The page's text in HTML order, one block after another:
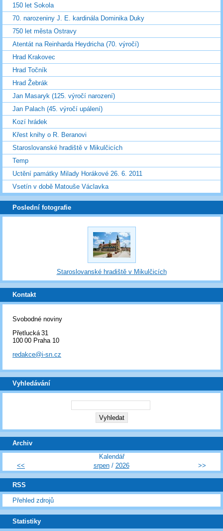
150 let Sokola
70. narozeniny J. E. kardinála Dominika Duky
750 let města Ostravy
Atentát na Reinharda Heydricha (70. výročí)
Hrad Krakovec
Hrad Točník
Hrad Žebrák
Jan Masaryk (125. výročí narození)
Jan Palach (45. výročí upálení)
Kozí hrádek
Křest knihy o R. Beranovi
Staroslovanské hradiště v Mikulčicích
Temp
Uctění památky Milady Horákové 26. 6. 2011
Vsetín v době Matouše Václavka
Poslední fotografie
Staroslovanské hradiště v Mikulčicích
Kontakt
Svobodné noviny
Přetlucká 31
100 00 Praha 10
redakce@i-sn.cz
Vyhledávání
Archiv
Kalendář
<<
srpen/ 2026 >>
RSS
Přehled zdrojů
Statistiky